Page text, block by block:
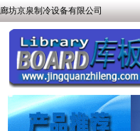
廊坊京泉制冷设备有限公司